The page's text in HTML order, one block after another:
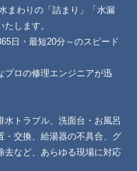
まわりの「詰まり」「水漏
します。
日・最短20分～のスピード
プロの修理エンジニアが迅
水トラブル、洗面台・お風呂
・交換、給湯器の不具合、グ
去など、あらゆる現場に対応